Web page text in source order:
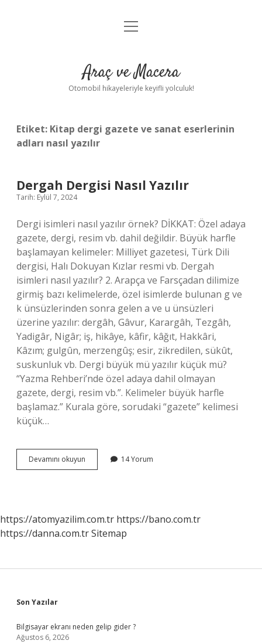
Anasayfa
Yasal Uyarı
menüyü
Araç ve Macera
Otomobil hikayeleriyle keyifli yolculuk!
Etiket: Kitap dergi gazete ve sanat eserlerinin
adları nasıl yazılır
Dergah Dergisi Nasıl Yazılır
Tarih: Eylül 7, 2024
Dergi isimleri nasıl yazılır örnek? DİKKAT: Özel adaya
gazete, dergi, resim vb. dahil değildir. Büyük harfle
başlamayan kelimeler: Milliyet gazetesi, Türk Dili
dergisi, Halı Dokuyan Kızlar resmi vb. Dergah
isimleri nasıl yazılır? 2. Arapça ve Farsçadan dilimize
girmiş bazı kelimelerde, özel isimlerde bulunan g ve
k ünsüzlerinden sonra gelen a ve u ünsüzleri
üzerine yazılır: dergâh, Gâvur, Karargâh, Tezgâh,
Yadigâr, Nigâr; iş, hikâye, kâfir, kâğıt, Hakkâri,
Kâzım; gulgûn, merzengûş; esir, zikredilen, sükût,
suskunluk vb. Dergi büyük mü yazılır küçük mü?
“Yazma Rehberi’nde özel adaya dahil olmayan
gazete, dergi, resim vb.”. Kelimeler büyük harfle
başlamaz.” Kurala göre, sorudaki “gazete” kelimesi
küçük…
Devamını okuyun
Dergisi
14 Yorum
https://atomyazilim.com.tr https://bano.com.tr
https://danna.com.trSitemap
Sidebar
Son Yazılar
Bilgisayar ekranı neden gelip gider ?
Ağustos 6, 2026